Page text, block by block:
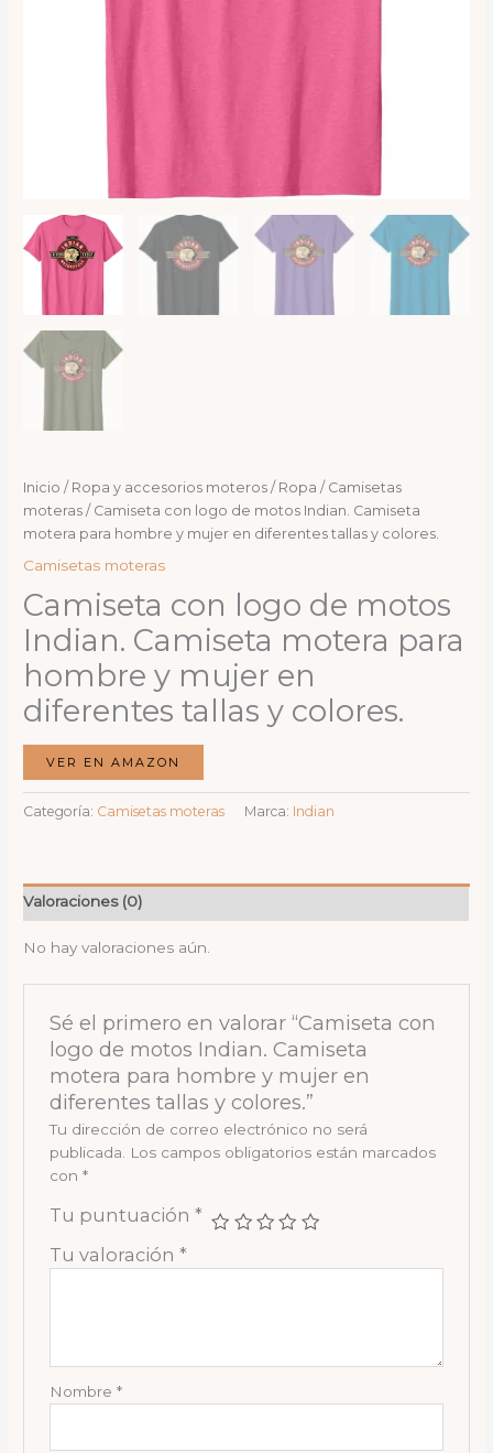
Inicio / Ropa y accesorios moteros / Ropa / Camisetas
moteras / Camiseta con logo de motos Indian. Camiseta
motera para hombre y mujer en diferentes tallas y colores.
Camisetas moteras
Camiseta con logo de motos
Indian. Camiseta motera para
hombre y mujer en
diferentes tallas y colores.
VER EN AMAZON
Categoría: Camisetas moteras Marca: Indian
Valoraciones (0)
No hay valoraciones aún.
Sé el primero en valorar “Camiseta con
logo de motos Indian. Camiseta
motera para hombre y mujer en
diferentes tallas y colores.”
Tu dirección de correo electrónico no será
publicada.
Los campos obligatorios están marcados
con *
Tu puntuación *
Tu valoración *
Nombre *